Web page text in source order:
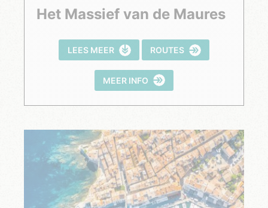
Het Massief van de Maures
LEES MEER ROUTES
MEER INFO